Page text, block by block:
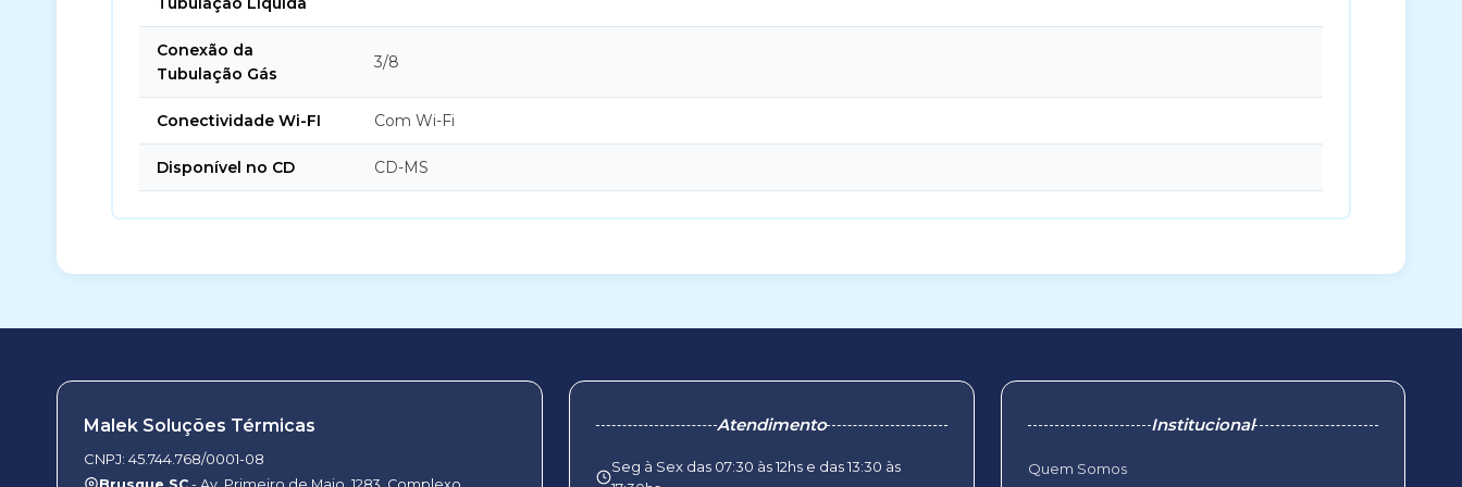
Conexão da
Tubulação Gás
3/8
Conectividade Wi-FI Com Wi-Fi
Disponível no CD CD-MS
Malek Soluções Térmicas
CNPJ: 45.744.768/0001-08
Atendimento
Seg à Sex das 07:30 às 12hs e das 13:30 às
Institucional
Quem Somos